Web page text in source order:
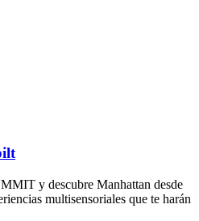
y descubre Manhattan desde
multisensoriales que te harán